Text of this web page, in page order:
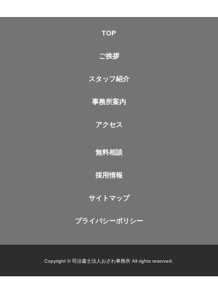
TOP
ご挨拶
スタッフ紹介
事務所案内
アクセス
無料相談
採用情報
サイトマップ
プライバシーポリシー
Copyright © 司法書士法人おざわ事務所 All rights reserved.